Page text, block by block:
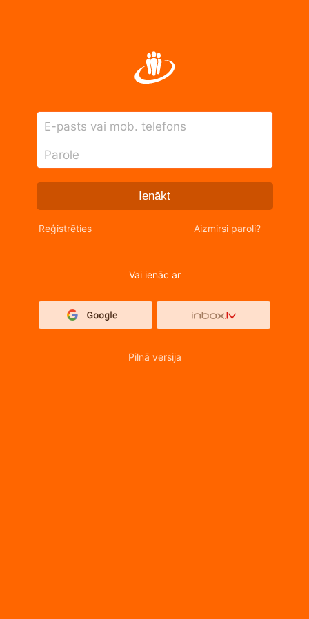
E-pasts vai mob. telefons
Parole
Ienākt
Reģistrēties Aizmirsi paroli?
Vai ienāc ar
Pilnā versija